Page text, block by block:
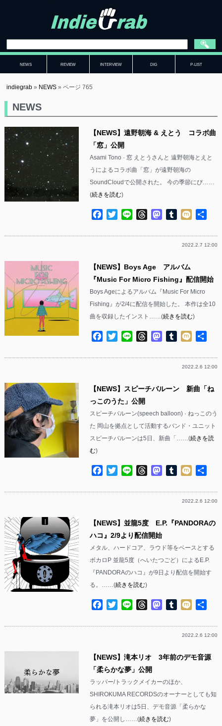
NEWS REVIEW INTERVIEW DIG P-LIST
indiegrab » NEWS »ページ 765
NEWS
【NEWS】遠野朝海 & えとう コラボ曲
「窓」公開
Asami Tono · 窓 えとうさんと 遠野朝海とえと
うによるコラボ曲「窓」が遠野朝海の
SoundCloudで公開された。 今の季節にぴ……
(続きを読む)
Facebook
TwitterLine ThreadsMastodon
Tumblr
Mixi
2022.2.7 12:00
【NEWS】Boys Age アルバム
『Music For Micro Fishing』配信開始
Boys Ageによるアルバム『Music For Micro
Fishing』が2/4に配信を開始した。 本作は全10
曲を収録したインスト……(続きを読む)
Facebook
TwitterLine ThreadsMastodon
Tumblr
Mixi
2022.2.6 12:00
【NEWS】スピーチバルーン 新曲「ね
っこのうた」公開
スピーチバルーン(speech balloon) · ねっこのう
た 岡山を拠点として活動するバンド・ユニット
スピーチバルーンは5日、新曲「……(続きを読
む)
Facebook
TwitterLine ThreadsMastodon
Tumblr
Mixi
2022.2.6 12:00
【NEWS】並龍5度 E.P.『PANDORAの
ハコ』2/9より配信開始
メタル、ハードコア、ラウド等をベースとする
ボカロP 並龍5度（へいたつごど）によるE.P.
『PANDORAのハコ』が9日より配信を開始す
る。……(続きを読む)
Facebook
TwitterLine ThreadsMastodon
Tumblr
Mixi
2022.2.6 12:00
【NEWS】滝本リオ 3年前のデモ音源
「柔らかな夢」公開
ラッパー/トラックメイカーのほか、
SHIROKUMA RECORDSのオーナーとしても知
られる滝本リオは5日、デモ音源「柔らかな
夢」を公開し……(続きを読む)